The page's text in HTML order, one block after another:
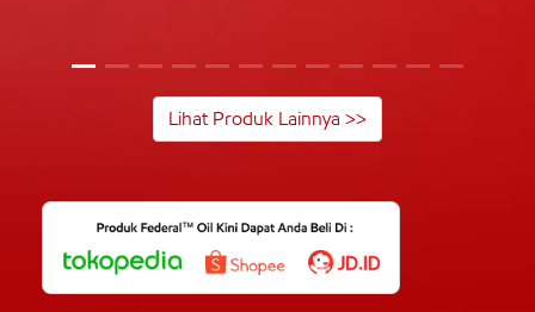
Lihat Produk Lainnya >>